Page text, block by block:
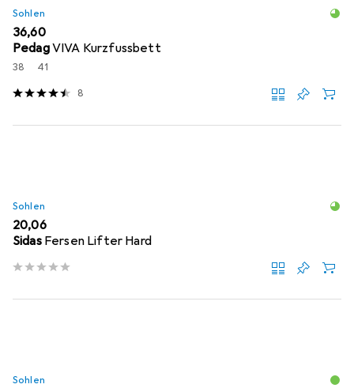
Sohlen
EUR
36,60
PedagVIVA Kurzfussbett
38 41
8
Sohlen
EUR
20,06
Sidas Fersen Lifter Hard
Sohlen